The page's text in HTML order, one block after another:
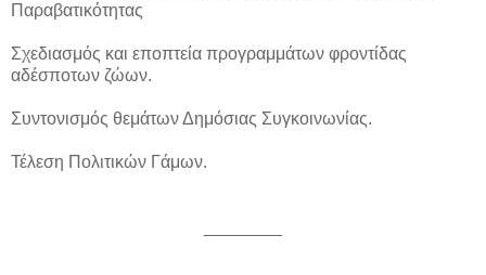
Παραβατικότητας
Σχεδιασμός και εποπτεία προγραμμάτων φροντίδας
αδέσποτων ζώων.
Συντονισμός θεμάτων Δημόσιας Συγκοινωνίας.
Τέλεση Πολιτικών Γάμων.